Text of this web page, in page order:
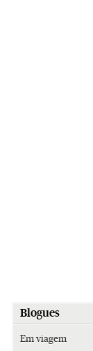
Blogues
Em viagem